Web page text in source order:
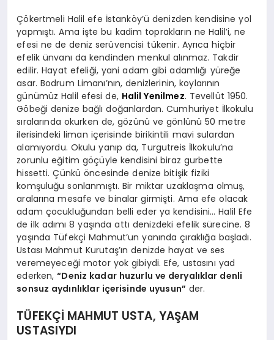
Çökertmeli Halil efe İstanköy’ü denizden kendisine yol
yapmıştı. Ama işte bu kadim toprakların ne Halil’i, ne
efesi ne de deniz serüvencisi tükenir. Ayrıca hiçbir
efelik ünvanı da kendinden menkul alınmaz. Takdir
edilir. Hayat efeliği, yani adam gibi adamlığı yüreğe
asar. Bodrum Limanı’nın, denizlerinin, koylarının
günümüz Halil efesi de, Halil Yenilmez. Tevellüt 1950.
Göbeği denize bağlı doğanlardan. Cumhuriyet İlkokulu
sıralarında okurken de, gözünü ve gönlünü 50 metre
ilerisindeki liman içerisinde birikintili mavi sulardan
alamıyordu. Okulu yanıp da, Turgutreis İlkokulu’na
zorunlu eğitim göçüyle kendisini biraz gurbette
hissetti. Çünkü öncesinde denize bitişik fiziki
komşuluğu sonlanmıştı. Bir miktar uzaklaşma olmuş,
aralarına mesafe ve binalar girmişti. Ama efe olacak
adam çocukluğundan belli eder ya kendisini… Halil Efe
de ilk adımı 8 yaşında attı denizdeki efelik sürecine. 8
yaşında Tüfekçi Mahmut’un yanında çıraklığa başladı.
Ustası Mahmut Kurutaş’ın denizde hayat ve ses
veremeyeceği motor yok gibiydi. Efe, ustasını yad
ederken,“Deniz kadar huzurlu ve deryalıklar denli
sonsuz aydınlıklar içerisinde uyusun” der.
TÜFEKÇİ MAHMUT USTA, YAŞAM
USTASIYDI